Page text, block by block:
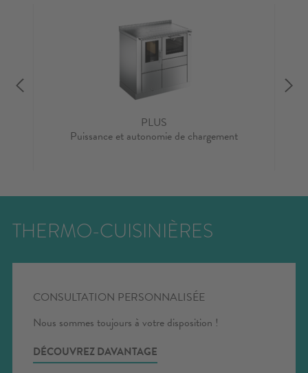
PLUS
Puissance et autonomie de chargement
THERMO-CUISINIÈRES
CONSULTATION PERSONNALISÉE
Nous sommes toujours à votre disposition !
DÉCOUVREZ DAVANTAGE